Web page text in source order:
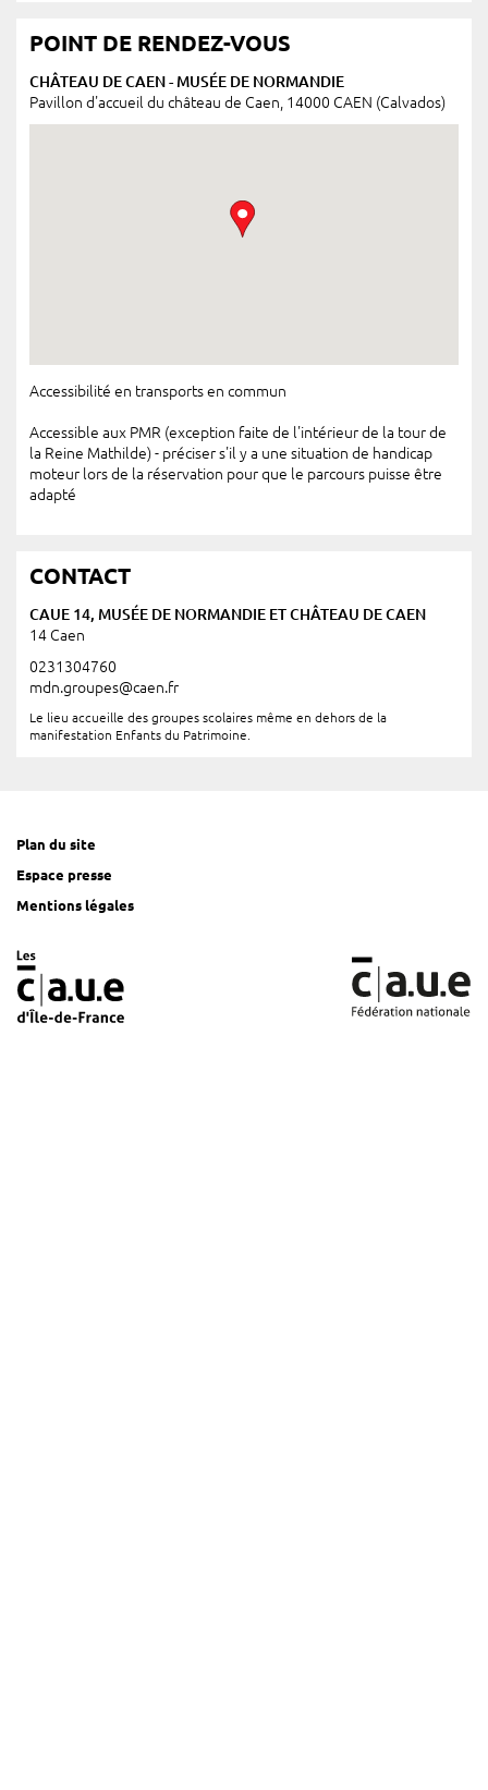
POINT DE RENDEZ-VOUS
CHÂTEAU DE CAEN - MUSÉE DE NORMANDIE
Pavillon d'accueil du château de Caen, 14000 CAEN (Calvados)
Accessibilité en transports en commun
Accessible aux PMR (exception faite de l'intérieur de la tour de
la Reine Mathilde) - préciser s'il y a une situation de handicap
moteur lors de la réservation pour que le parcours puisse être
adapté
CONTACT
CAUE 14, MUSÉE DE NORMANDIE ET CHÂTEAU DE CAEN
14 Caen
0231304760
mdn.groupes@caen.fr
Le lieu accueille des groupes scolaires même en dehors de la
manifestation Enfants du Patrimoine.
Plan du site
Espace presse
Mentions légales